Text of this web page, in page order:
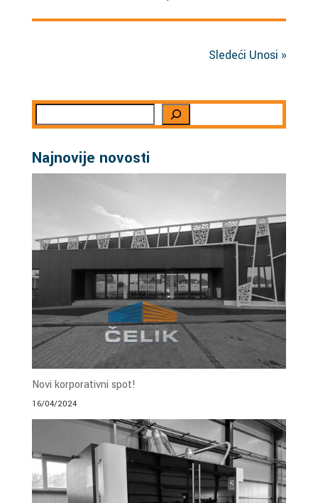
Sledeći Unosi »
Search
Najnovije novosti
Novi korporativni spot!
16/04/2024